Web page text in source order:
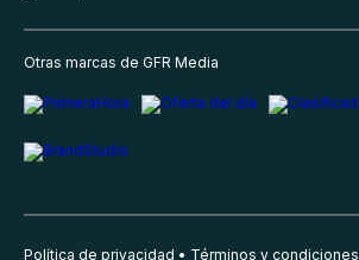
Otras marcas de GFR Media
Política de privacidad Términos y condiciones